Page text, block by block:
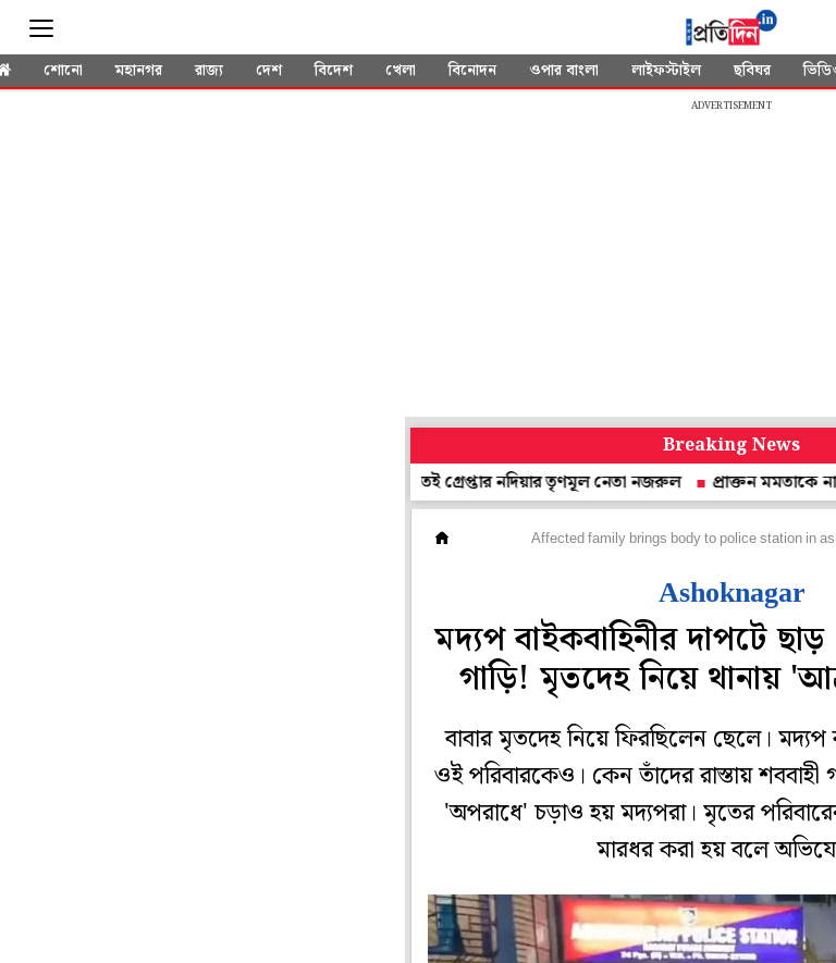
শোনো মহানগর রাজ্য দেশ বিদেশ খেলা বিনোদন ওপার বাংলা লাইফস্টাইল ছবিঘর
ADVERTISEMENT
Breaking News
'পলাতক' হয়েও সভাধিপতি নির্বাচনে যোগ! প্রশ্ন উঠতেই গ্রেপ্তার নদিয়ার তৃণমূল নেতা নজরুল
প্রাক্তন মমতাকে নালিশ,
Affected family brings body to police station in
Ashoknagar
মদ্যপ বাইকবাহিনীর দাপটে
গাড়ি! মৃতদেহ নিয়ে থানায়
বাবার মৃতদেহ নিয়ে ফিরছিলেন ছেলে। মদ্যপ
ওই পরিবারকেও। কেন তাঁদের রাস্তায়
'অপরাধে' চড়াও হয় মদ্যপরা। মৃতের
মারধর করা হয় বলে